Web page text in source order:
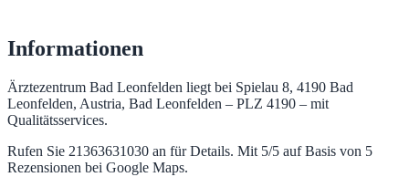
Informationen
Ärztezentrum Bad Leonfelden liegt bei Spielau 8, 4190 Bad
Leonfelden, Austria, Bad Leonfelden – PLZ 4190 – mit
Qualitätsservices.
Rufen Sie 21363631030 an für Details. Mit 5/5 auf Basis von 5
Rezensionen bei Google Maps.